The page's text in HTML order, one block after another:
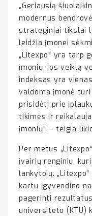
„Geriausią
modernus
strateginiai tikslai
leidžia įmonei
„Litexpo” yra tarp
įmonių, jos veiklą
indeksas yra
valdoma įmonė
prisidėti prie
tikimės ir
įmonių”, – teigia
Per metus
įvairių renginių,
lankytojų.
kartu įgyvendino
pagerinti
universiteto (KTU)